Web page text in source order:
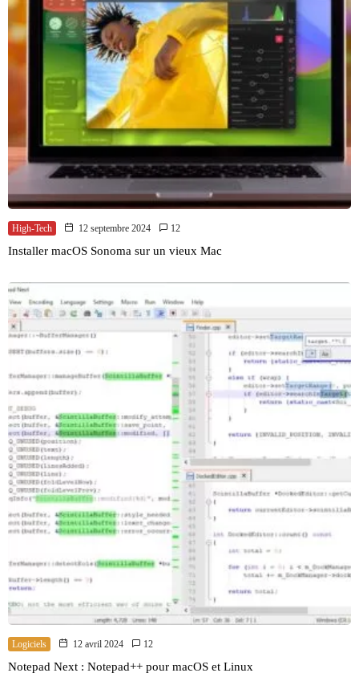
High-Tech 12 septembre 2024 12
Installer macOS Sonoma sur un vieux Mac
Logiciels 12 avril 2024 12
Notepad Next : Notepad++ pour macOS et Linux